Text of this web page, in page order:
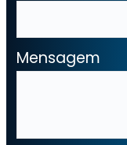
Mensagem